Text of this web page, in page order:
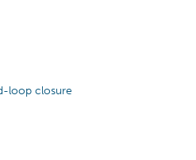
loop closure